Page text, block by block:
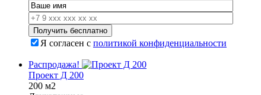
Я согласен с политикой конфиденциальности
Распродажа!
Проект Д 200
200 м2